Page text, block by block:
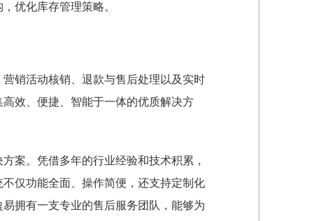
优化库存管理策略。
销活动核销、退款与售后处理以及实时
效、便捷、智能于一体的优质解决方
案。凭借多年的行业经验和技术积累，
仅功能全面、操作简便，还支持定制化
拥有一支专业的售后服务团队，能够为